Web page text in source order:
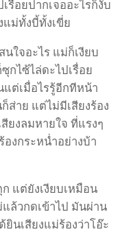
อยปากเจออะไรก็งับ
ม่ทั้งบี้ทั้งเขี่ย
ใจอะไร แม่ก็เงียบ
กไซ้ไล่ดะไปเรื่อย
ต่เมื่อไรรู้อีกทีหน้า
าย แต่ไม่มีเสียงร้อง
ยงลมหายใจ ที่แรงๆ
งกระหน่ำอย่างบ้า
แต่ยังเงียบเหมือน
ล้วกดเข้าไป มันผ่าน
ยินเสียงแม่ร้องว่าโอ๊ะ